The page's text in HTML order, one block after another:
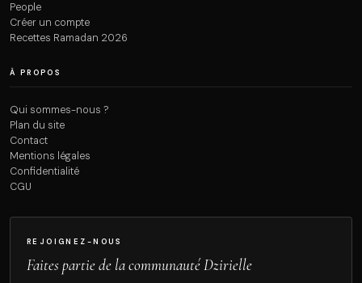
People
Créer un compte
Recettes Ramadan 2026
À PROPOS
Qui sommes-nous ?
Plan du site
Contact
Mentions légales
Confidentialité
CGU
REJOIGNEZ-NOUS
Faites partie de la communauté Dzirielle